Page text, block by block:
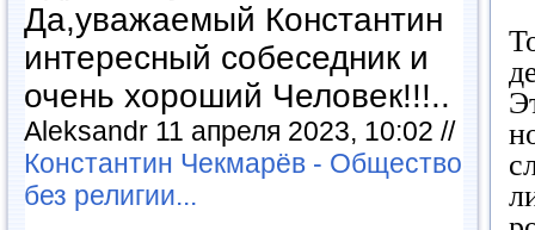
Да,уважаемый Константин
интересный собеседник и
очень хороший Человек!!!..
Aleksandr 11 апреля 2023, 10:02 //
Константин Чекмарёв - Общество
без религии...